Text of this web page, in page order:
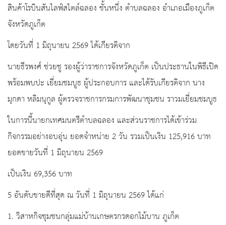
สินค้าโรบินสันไลฟ์สไตล์ฉลอง ชั้นหนึ่ง ตำบลฉลอง อำเภอเมืองภูเก็ต
จังหวัดภูเก็ต
โดยวันที่ 1 มิถุนายน 2569 ได้เกียรติจาก
นายธีรพงศ์ ช่วยชู รองผู้ว่าราชการจังหวัดภูเก็ต เป็นประธานในพิธีเปิด
พร้อมพบปะ เยี่ยมชมบูธ ผู้ประกอบการ และได้รับเกียรติจาก นาง
มุกดา หลิมนุกูล ผู้ตรวจราชการกรมการพัฒนาชุมชน ราวมเยี่ยมชมบูธ
ในการนี้นายกเทศมนตรีตำบลฉลอง และส่วนราชการได้เข้าร่วม
กิจกรรมอย่างอบอุ่น ยอดจำหน่าย 2 วัน รวมเป็นเงิน 125,916 บาท
ยอดขายวันที่ 1 มิถุนายน 2569
เป็นเงิน 69,356 บาท
5 อันดับขายดีที่สุด ณ วันที่ 1 มิถุนายน 2569 ได้แก่
1. วิสาหกิจชุมชนกลุ่มแม่บ้านเกษตรกรดอกไม้บาน ภูเก็ต